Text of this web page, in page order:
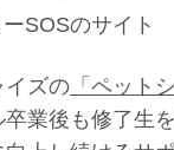
SOSのサイト
イズの 「ペット
業後も修了生